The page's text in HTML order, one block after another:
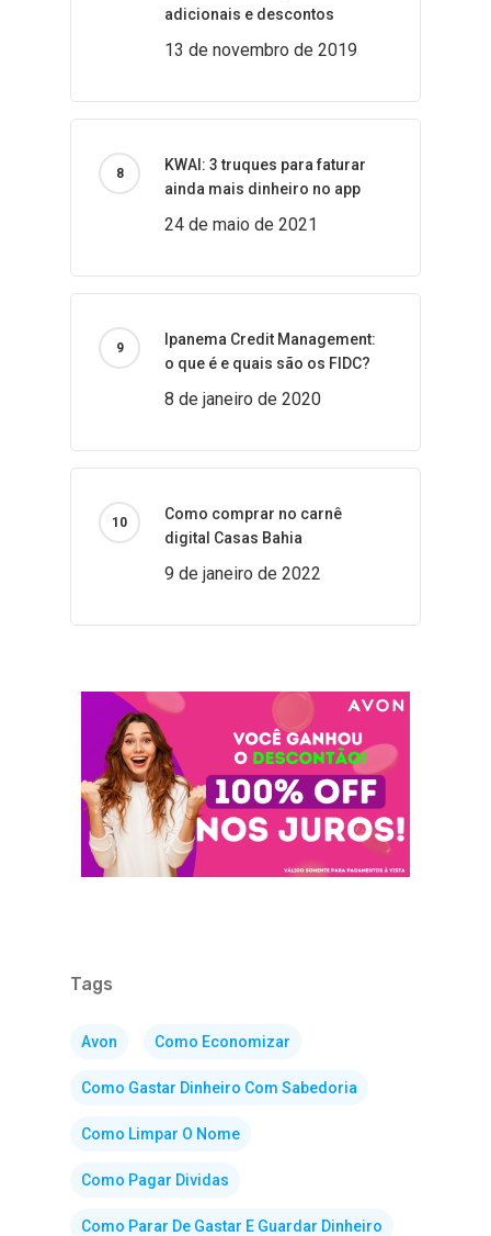
adicionais e descontos
13 de novembro de 2019
KWAI: 3 truques para faturar
ainda mais dinheiro no app
24 de maio de 2021
Ipanema Credit Management:
o que é e quais são os FIDC?
8 de janeiro de 2020
Como comprar no carnê
digital Casas Bahia
9 de janeiro de 2022
Tags
Avon Como Economizar
Como Gastar Dinheiro Com Sabedoria
Como Limpar O Nome
Como Pagar Dividas
Como Parar De Gastar E Guardar Dinheiro